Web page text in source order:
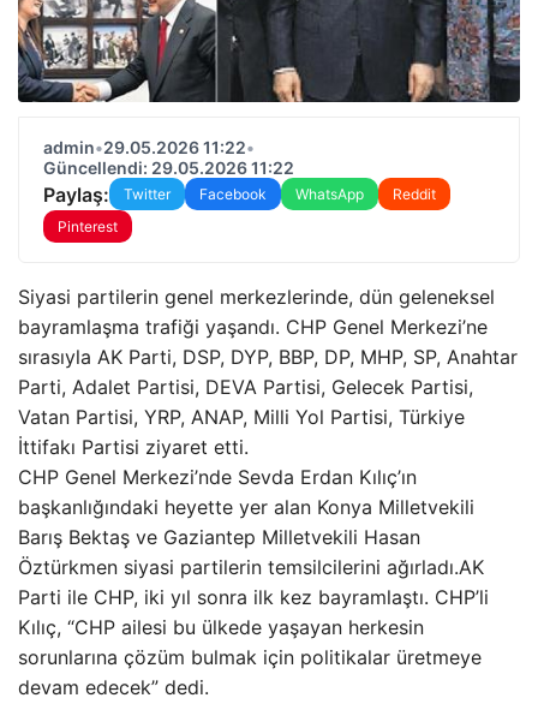
admin•29.05.2026 11:22•
Güncellendi: 29.05.2026 11:22
Paylaş: Twitter Facebook WhatsApp
Reddit
Pinterest
Siyasi partilerin genel merkezlerinde, dün geleneksel
bayramlaşma trafiği yaşandı. CHP Genel Merkezi’ne
sırasıyla AK Parti, DSP, DYP, BBP, DP, MHP, SP, Anahtar
Parti, Adalet Partisi, DEVA Partisi, Gelecek Partisi,
Vatan Partisi, YRP, ANAP, Milli Yol Partisi, Türkiye
İttifakı Partisi ziyaret etti.
CHP Genel Merkezi’nde Sevda Erdan Kılıç’ın
başkanlığındaki heyette yer alan Konya Milletvekili
Barış Bektaş ve Gaziantep Milletvekili Hasan
Öztürkmen siyasi partilerin temsilcilerini ağırladı.AK
Parti ile CHP, iki yıl sonra ilk kez bayramlaştı. CHP’li
Kılıç, “CHP ailesi bu ülkede yaşayan herkesin
sorunlarına çözüm bulmak için politikalar üretmeye
devam edecek” dedi.